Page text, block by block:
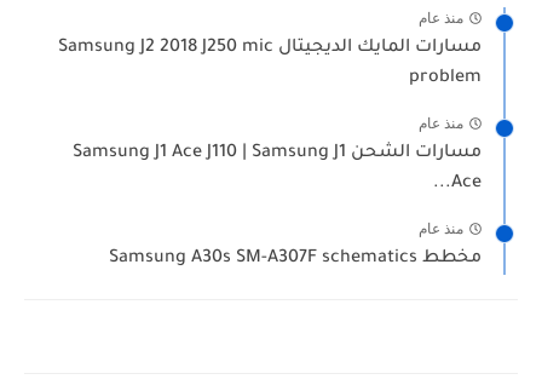
منذ عام
مسارات المايك الديجيتال Samsung J2 2018 J250 mic
problem
منذ عام
مسارات الشحن Samsung J1 Ace J110 | Samsung J1
Ace...
منذ عام
مخطط Samsung A30s SM-A307F schematics